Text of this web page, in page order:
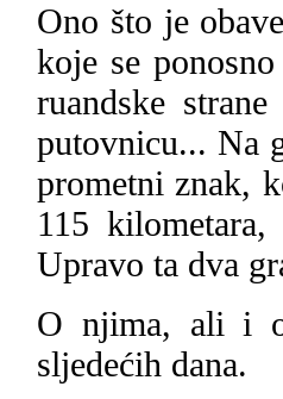
Ono što je
koje se
ruandske
putovnicu... Na
prometni znak,
115
Upravo ta dva
O njima, ali i
sljedećih dana.